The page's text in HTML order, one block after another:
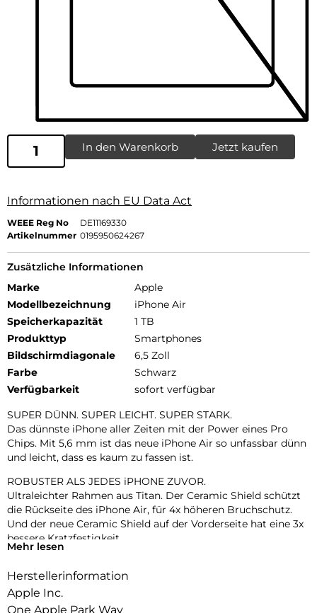
In den Warenkorb Jetzt kaufen
Informationen nach EU Data Act
WEEE Reg No
DE11169330
Artikelnummer 0195950624267
Zusätzliche Informationen
Marke
Apple
Modellbezeichnung
iPhone Air
Speicherkapazität
1 TB
Produkttyp
Smartphones
Bildschirmdiagonale
6,5 Zoll
Farbe
Schwarz
Verfügbarkeit
sofort verfügbar
SUPER DÜNN. SUPER LEICHT. SUPER STARK.
Das dünnste iPhone aller Zeiten mit der Power eines Pro
Chips. Mit 5,6 mm ist das neue iPhone Air so unfassbar dünn
und leicht, dass es kaum zu fassen ist.
ROBUSTER ALS JEDES iPHONE ZUVOR.
Ultraleichter Rahmen aus Titan. Der Ceramic Shield schützt
die Rückseite des iPhone Air, für 4x höheren Bruchschutz.
Und der neue Ceramic Shield auf der Vorderseite hat eine 3x
bessere Kratzfestigkeit.
48 MP Fusion Kamera-System mit 2x Zoom in optischer
Qualität. Mach einfach perfekte Aufnahmen – direkt von dort,
wo du stehst.
Mehr lesen
Herstellerinformation
Apple Inc.
One Apple Park Way